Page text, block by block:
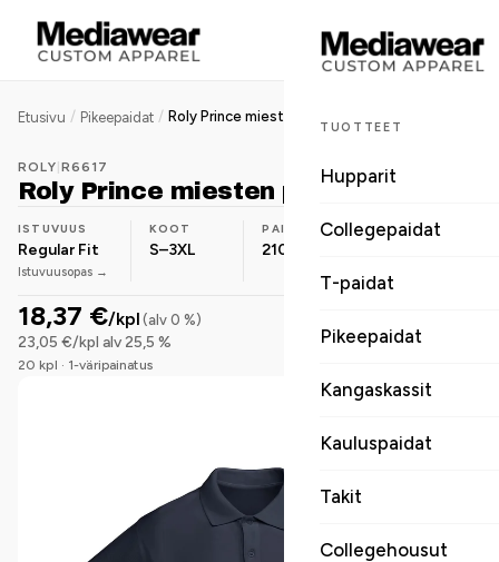
TUOTTEET
Hupparit
Collegepaidat
T-paidat
Pikeepaidat
Kangaskassit
Kauluspaidat
Takit
Collegehousut
Etusivu / Pikeepaidat / Roly Prince miesten pikeepaita
ROLY R6617
Roly Prince miesten pikeepaita
ISTUVUUS
Regular Fit
Istuvuusopas →
KOOT
S–3XL
PAINO
210 g/m²
MATERIAALI
18,37 €/kpl (alv 0 %)
23,05 €/kpl alv 25,5 %
20 kpl · 1-väripainatus